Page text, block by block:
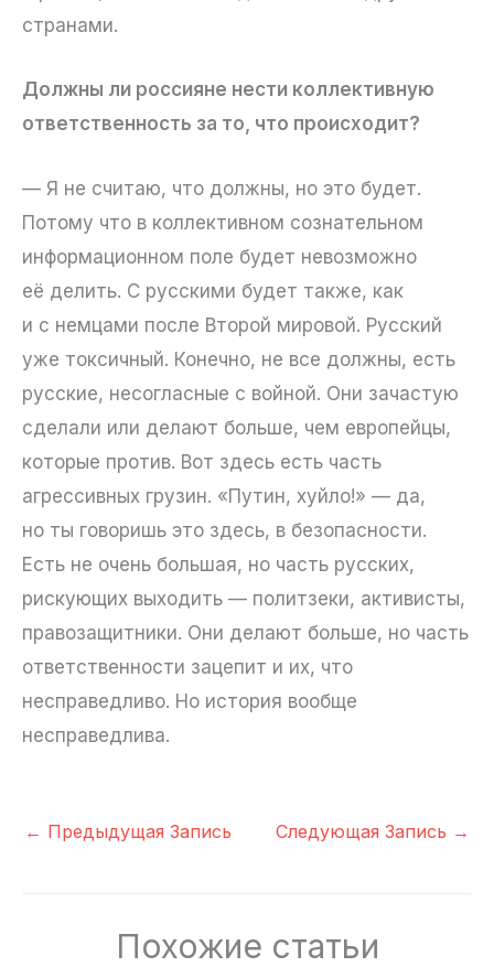
странами.
Должны ли россияне нести коллективную
ответственность за то, что происходит?
— Я не считаю, что должны, но это будет.
Потому что в коллективном сознательном
информационном поле будет невозможно
её делить. С русскими будет также, как
и с немцами после Второй мировой. Русский
уже токсичный. Конечно, не все должны, есть
русские, несогласные с войной. Они зачастую
сделали или делают больше, чем европейцы,
которые против. Вот здесь есть часть
агрессивных грузин. «Путин, хуйло!» — да,
но ты говоришь это здесь, в безопасности.
Есть не очень большая, но часть русских,
рискующих выходить — политзеки, активисты,
правозащитники. Они делают больше, но часть
ответственности зацепит и их, что
несправедливо. Но история вообще
несправедлива.
← Предыдущая Запись Следующая Запись →
Похожие статьи